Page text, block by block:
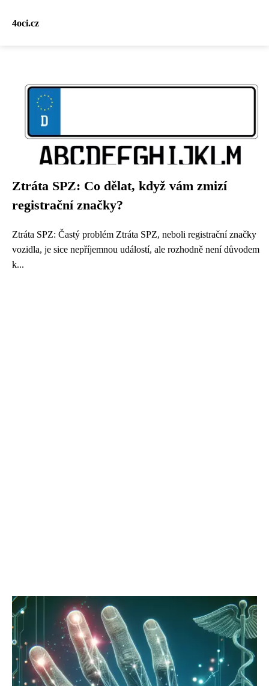
4oci.cz
Ztráta SPZ: Co dělat, když vám zmizí
registrační značky?
Ztráta SPZ: Častý problém Ztráta SPZ, neboli registrační značky
vozidla, je sice nepříjemnou událostí, ale rozhodně není důvodem
k...